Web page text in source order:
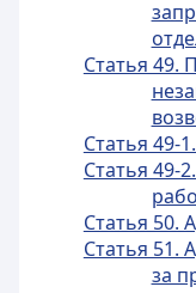
Статья 49.
Статья 49-
Статья 49-
Статья 50.
Статья 51.
за